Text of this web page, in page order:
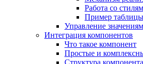
Работа со
Пример таблицы
Управление
Интеграция компонентов
Что такое компонент
Простые и
Структура компонента